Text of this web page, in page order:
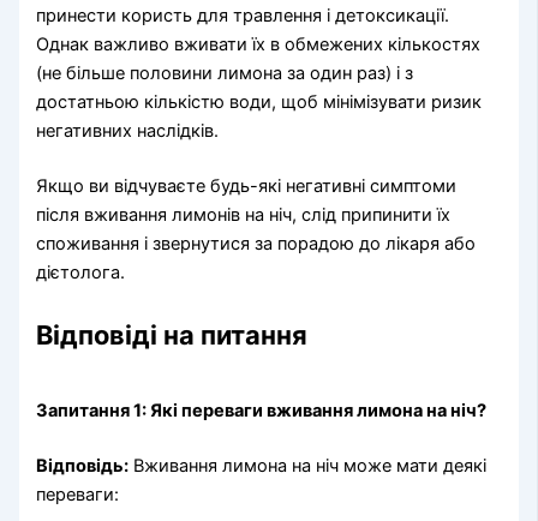
принести користь для травлення і детоксикації.
Однак важливо вживати їх в обмежених кількостях
(не більше половини лимона за один раз) і з
достатньою кількістю води, щоб мінімізувати ризик
негативних наслідків.
Якщо ви відчуваєте будь-які негативні симптоми
після вживання лимонів на ніч, слід припинити їх
споживання і звернутися за порадою до лікаря або
дієтолога.
Відповіді на питання
Запитання 1: Які переваги вживання лимона на ніч?
Відповідь: Вживання лимона на ніч може мати деякі
переваги: